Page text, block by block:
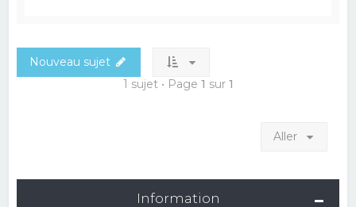
Nouveau sujet
1 sujet • Page 1 sur 1
Aller
Information